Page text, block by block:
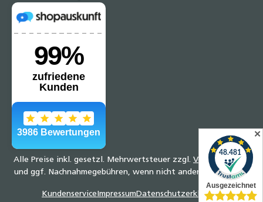
Alle Preise inkl. gesetzl. Mehrwertsteuer zzgl. Versandkosten
und ggf. Nachnahmegebühren, wenn nicht anders angegeben.
KundenserviceImpressumDatenschutzerklärung
✕